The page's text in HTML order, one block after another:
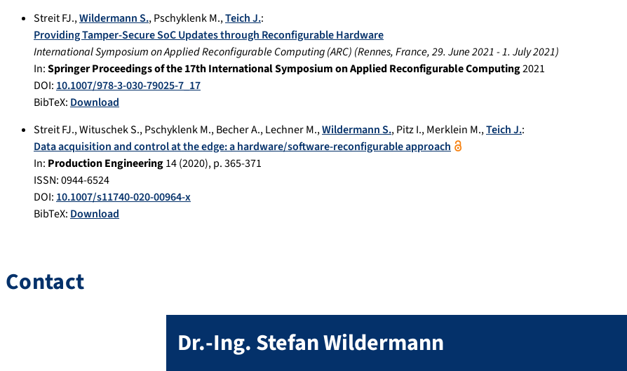
Streit FJ.,Wildermann S.,Pschyklenk M.,Teich J.:
Providing Tamper-Secure SoC Updates through Reconfigurable Hardware
International Symposium on Applied Reconfigurable Computing (ARC) (Rennes, France,29. June 2021 -1. July 2021)
In:Springer Proceedings of the 17th International Symposium on Applied Reconfigurable Computing2021
DOI: 10.1007/978-3-030-79025-7_17
BibTeX: Download
Streit FJ.,Wituschek S.,Pschyklenk M.,Becher A.,Lechner M.,Wildermann S.,Pitz I.,Merklein M.,Teich J.:
Data acquisition and control at the edge: a hardware/software-reconfigurable approach
In: Production Engineering14(2020), p.365-371
ISSN: 0944-6524
DOI: 10.1007/s11740-020-00964-x
BibTeX: Download
Contact
Dr.-Ing.StefanWildermann